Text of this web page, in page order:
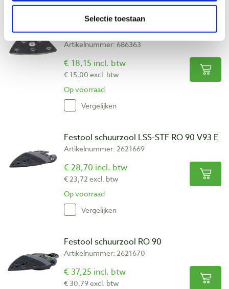
Selectie toestaan
Festool schuurzool stickfix zacht SSH-
STF-V93/6-W/2
Artikelnummer: 686363
€ 18,15 incl. btw
€ 15,00 excl. btw
Op voorraad
Vergelijken
Festool schuurzool LSS-STF RO 90 V93 E
Artikelnummer: 2621669
€ 28,70 incl. btw
€ 23,72 excl. btw
Op voorraad
Vergelijken
Festool schuurzool RO 90
Artikelnummer: 2621670
€ 37,25 incl. btw
€ 30,79 excl. btw